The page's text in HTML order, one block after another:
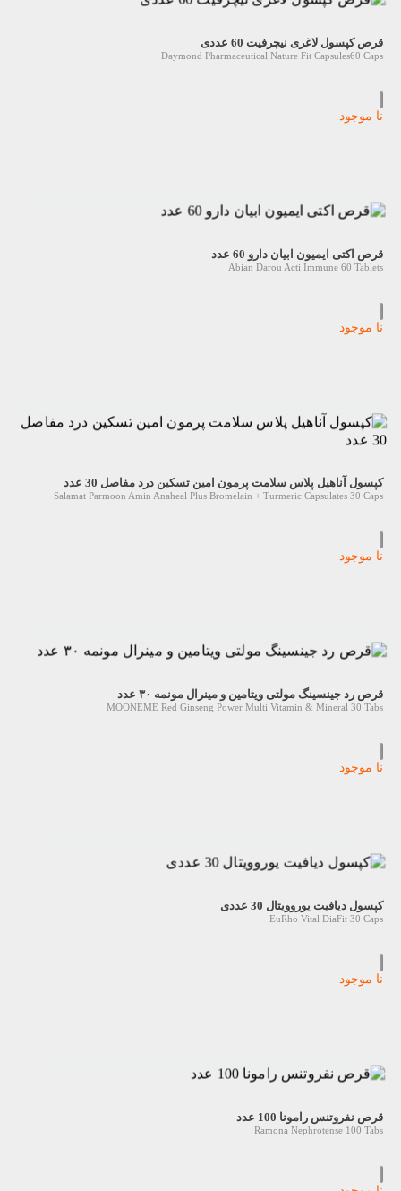
قرص کپسول لاغری نیچرفیت 60 عددی
Daymond Pharmaceutical Nature Fit Capsules60 Caps
نا موجود
قرص اکتی ایمیون ابیان دارو 60 عدد
Abian Darou Acti Immune 60 Tablets
نا موجود
کپسول آناهیل پلاس سلامت پرمون امین تسکین درد مفاصل 30 عدد
Salamat Parmoon Amin Anaheal Plus Bromelain + Turmeric Capsulates 30 Caps
نا موجود
قرص رد جینسینگ مولتی ویتامین و مینرال مونمه ۳۰ عدد
MOONEME Red Ginseng Power Multi Vitamin & Mineral 30 Tabs
نا موجود
کپسول دیافیت یوروویتال 30 عددی
EuRho Vital DiaFit 30 Caps
نا موجود
قرص نفروتنس رامونا 100 عدد
Ramona Nephrotense 100 Tabs